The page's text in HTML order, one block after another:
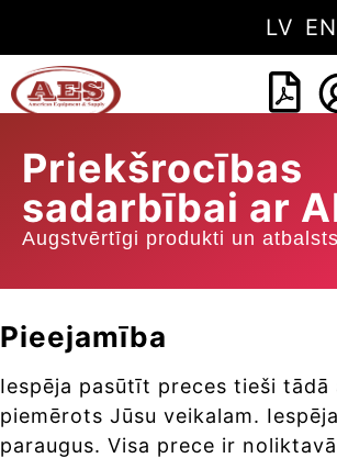
LV EN
Priekšrocības
sadarbībai ar
Augstvērtīgi produkti un atbalsts
Pieejamība
Iespēja pasūtīt preces tieši tādā
piemērots Jūsu veikalam.
paraugus. Visa prece ir